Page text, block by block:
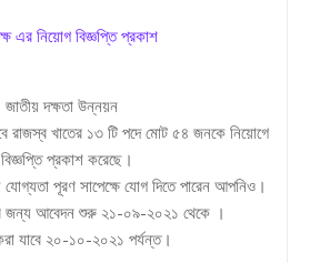
এর নিয়োগ বিজ্ঞপ্তি প্রকাশ
জাতীয় দক্ষতা উন্নয়ন
রাজস্ব খাতের ১৩ টি পদে মোট ৫৪ জনকে নিয়োগে
প্রকাশ করেছে।
পূরণ সাপেক্ষে যোগ দিতে পারেন আপনিও।
জন্য আবেদন শুরু ২১-০৯-২০২১ থেকে ।
যাবে ২০-১০-২০২১ পর্যন্ত।